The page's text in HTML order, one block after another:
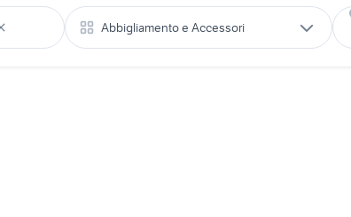
Abbigliamento e Accessori